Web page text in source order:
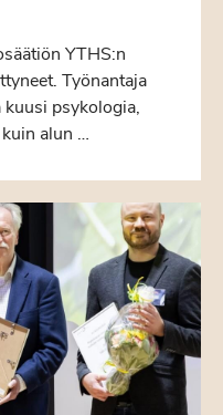
YTHS:n
Työnantaja
psykologia,
alun …